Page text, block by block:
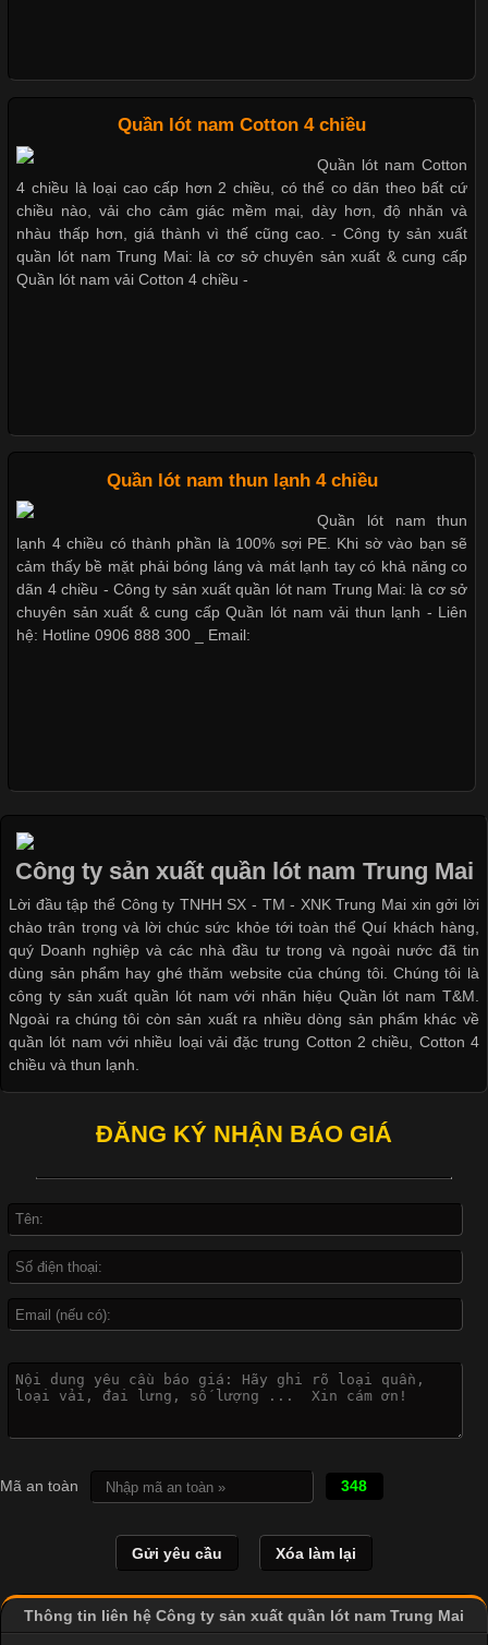
Chất Liệu Bamboo Xu Hướng Mới Trong Ngành Thời Trang
Cập nhật 2026-05-21 14:59:25
Trong những năm gần đây, vải Bamboo đang trở thành một
trong những chất liệu được yêu thích trong ngành thời trang
nhờ đặc tính mềm mại, thoáng khí và thân thiện với môi trường.
Không chỉ được ứng dụng trong quần áo thường ngày, loại vải
Cập nhật 2026-05-20 14:58:56
Vải thun là một trong những chất liệu được sử dụng rộng rãi
nhất trong ngành thời trang nhờ đặc tính co giãn, mềm mại và
thoải mái khi mặc. Từ áo thun, đồ thể thao cho đến đồ lót nam,
vải thun luôn đóng vai trò quan trọng trong quá trình sản xuất.
Hiện nay, nhu cầu tìm kiếm quần lót nam giá
Các Form Áo Thun Phổ Biến Hiện Nay Và Xu Hướng Trong
Ngành May Mặc Áo thun là một trong những trang phục quen
thuộc và được sử dụng phổ biến nhất hiện nay. Không chỉ đa
dạng về màu sắc hay chất liệu, áo thun còn có nhiều form dáng
khác nhau để phù hợp với từng phong cách thời trang và nhu
cầu
Khám Phá Áo Phông Trang Phục Phổ Biến Nhất Hiện Nay
Áo phông là một trong những trang phục phổ biến nhất trong
Không chỉ xuất hiện trong thời trang thường ngày, áo phông còn
được ứng dụng rộng rãi trong ngành sản xuất may mặc, đặc
Cập nhật 2026-04-21 15:41:03
In Chuyển Nhiệt Là Gì? Công Nghệ In Hiện Đại Trong Ngành
May Mặc Trong ngành in ấn và thời trang, in chuyển nhiệt đang
hình ảnh sắc nét và bền màu. Đặc biệt, kỹ thuật này được ứng
dụng rộng rãi trong sản xuất áo thun, đồ thể thao
Bộ sưu tập quần lót nam Boxer TpHCM
Quần lót nam boxer thun lạnh
Nguyên bộ quần lót nam Boxer thun lạnh giá rẻ
Quần lót nam Cotton 4 chiều
Quần lót nam Cotton
4 chiều là loại cao cấp hơn 2 chiều, có thể co dãn theo bất cứ
chiều nào, vải cho cảm giác mềm mại, dày hơn, độ nhăn và
nhàu thấp hơn, giá thành vì thế cũng cao. - Công ty sản xuất
quần lót nam Trung Mai: là cơ sở chuyên sản xuất & cung cấp
Quần lót nam vải Cotton 4 chiều -
Quần lót nam thun lạnh 4 chiều
Quần lót nam thun
lạnh 4 chiều có thành phần là 100% sợi PE. Khi sờ vào bạn sẽ
cảm thấy bề mặt phải bóng láng và mát lạnh tay có khả năng co
dãn 4 chiều - Công ty sản xuất quần lót nam Trung Mai: là cơ sở
chuyên sản xuất & cung cấp Quần lót nam vải thun lạnh - Liên
hệ: Hotline 0906 888 300 _ Email:
Công ty sản xuất quần lót nam Trung Mai
Lời đầu tập thể Công ty TNHH SX - TM - XNK Trung Mai xin gởi lời
chào trân trọng và lời chúc sức khỏe tới toàn thể Quí khách hàng,
quý Doanh nghiệp và các nhà đầu tư trong và ngoài nước đã tin
dùng sản phẩm hay ghé thăm website của chúng tôi. Chúng tôi là
công ty sản xuất quần lót nam với nhãn hiệu Quần lót nam T&M.
Ngoài ra chúng tôi còn sản xuất ra nhiều dòng sản phẩm khác về
quần lót nam với nhiều loại vải đặc trung Cotton 2 chiều, Cotton 4
chiều và thun lạnh.
ĐĂNG KÝ NHẬN BÁO GIÁ
Mã an toàn 348
Thông tin liên hệ Công ty sản xuất quần lót nam Trung Mai